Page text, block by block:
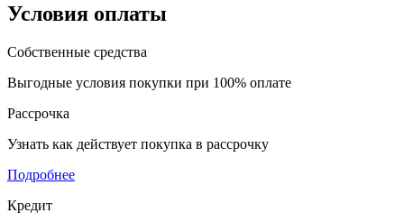
Условия оплаты
Собственные средства
Выгодные условия покупки при 100% оплате
Рассрочка
Узнать как действует покупка в рассрочку
Подробнее
Кредит